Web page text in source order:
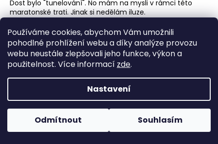
Používáme cookies, abychom Vám umožnili
pohodlné prohlížení webu a díky analýze provozu
webu neustále zlepšovali jeho funkce, výkon a
použitelnost. Více informací zde.
Nastavení
Odmítnout Souhlasím
Dost bylo "tunelování". No mám na mysli v rámci této
maratonské trati. Jinak si nedělám iluze.
Máme zde poslední dva kilometry a "Hyn sa hukáže" jak
zvolal Kozina před svou smrtí. Už i běžec z Afriky si
uvědomil, že zde nejsem tak nějak náhodou, a že si to na
"férovku" rozdáme mezi sebou kdo z koho. Možná v
pivech, nebo vínu bych měl na vrch, ale toto je běh a
navíc maratonský běh, kde má papírově navrch on.
Co teď s tím?? No nic, posnažím se běžet do cíle co
41. kilometr a stále běžíme vedle sebe, no spíš já půlkrok
za ním. Mám ho pěkně po pravé ruce a vidím, že toho má
již "plný brejle", i kdyby měl kontaktní čočky a nebo měl